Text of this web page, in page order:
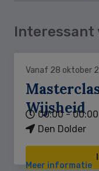
Interessant
Vanaf 28 oktober
Wijsheid
00:00 - 00:00
Den Dolder
Meer informatie